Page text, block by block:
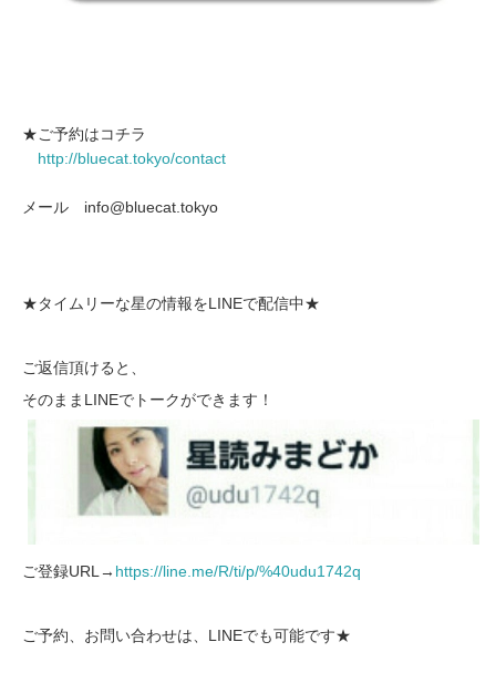
★ご予約はコチラ
http://bluecat.tokyo/contact
メール info@bluecat.tokyo
★タイムリーな星の情報をLINEで配信中★
ご返信頂けると、
そのままLINEでトークができます！
ご登録URL→ https://line.me/R/ti/p/%40udu1742q
ご予約、お問い合わせは、LINEでも可能です★